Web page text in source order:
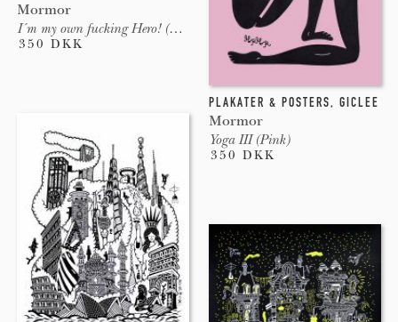
Mormor
I´m my own fucking Hero! (White)
350 DKK
PLAKATER & POSTERS, GICLEE
Mormor
Yoga III (Pink)
350 DKK